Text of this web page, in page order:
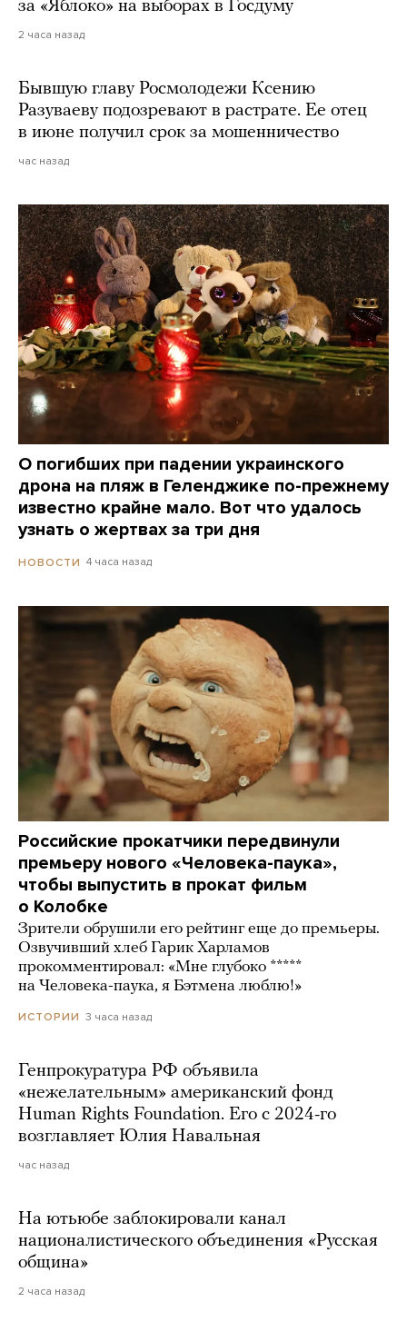
за «Яблоко» на выборах в Госдуму
2 часа назад
Бывшую главу Росмолодежи Ксению
Разуваеву подозревают в растрате. Ее отец
в июне получил срок за мошенничество
час назад
О погибших при падении украинского
дрона на пляж в Геленджике по-прежнему
известно крайне мало. Вот что удалось
узнать о жертвах за три дня
НОВОСТИ 4 часа назад
Российские прокатчики передвинули
премьеру нового «Человека-паука»,
чтобы выпустить в прокат фильм
о Колобке
Зрители обрушили его рейтинг еще до премьеры.
Озвучивший хлеб Гарик Харламов
прокомментировал: «Мне глубоко *****
на Человека-паука, я Бэтмена люблю!»
ИСТОРИИ 3 часа назад
Генпрокуратура РФ объявила
«нежелательным» американский фонд
Human Rights Foundation. Его с 2024-го
возглавляет Юлия Навальная
час назад
На ютьюбе заблокировали канал
националистического объединения «Русская
община»
2 часа назад